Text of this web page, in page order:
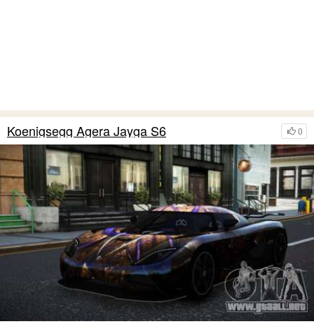
0
Koenigsegg Agera Jayga S6